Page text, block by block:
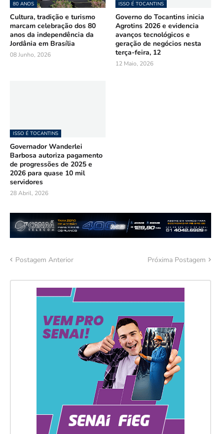
80 ANOS
Cultura, tradição e turismo
marcam celebração dos 80
anos da independência da
Jordânia em Brasília
08 Junho, 2026
ISSO É TOCANTINS
Governo do Tocantins inicia
Agrotins 2026 e evidencia
avanços tecnológicos e
geração de negócios nesta
terça-feira, 12
12 Maio, 2026
ISSO É TOCANTINS
Governador Wanderlei
Barbosa autoriza pagamento
de progressões de 2025 e
2026 para quase 10 mil
servidores
28 Abril, 2026
Postagem Anterior Próxima Postagem